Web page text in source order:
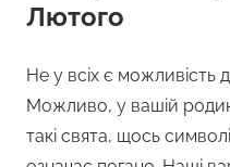
Лютого
Не у всіх є можливість
Можливо, у вашій
такі свята, щось